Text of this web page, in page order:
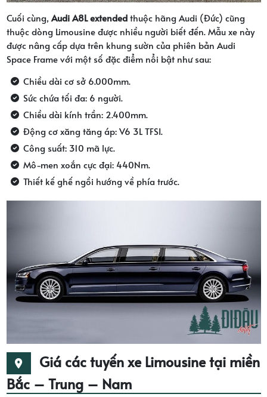
Cuối cùng, Audi A8L extendedthuộc hãng Audi (Đức) cũng
thuộc dòng Limousine được nhiều người biết đến. Mẫu xe này
được nâng cấp dựa trên khung sườn của phiên bản Audi
Space Frame với một số đặc điểm nổi bật như sau:
Chiều dài cơ sở 6.000mm.
Sức chứa tối đa: 6 người.
Chiều dài kính trần: 2.400mm.
Động cơ xăng tăng áp: V6 3L TFSI.
Công suất: 310 mã lực.
Mô-men xoắn cực đại: 440Nm.
Thiết kế ghế ngồi hướng về phía trước.
Giá các tuyến xe Limousine tại miền
Bắc – Trung – Nam